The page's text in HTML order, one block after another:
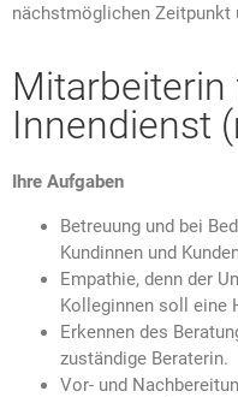
nächstmöglichen Zeitpunkt
Mitarbeiterin
Innendienst
Ihre Aufgaben
Betreuung und bei
Kundinnen und
Empathie, denn der
Kolleginnen soll eine
Erkennen des
zuständige Beraterin.
Vor- und